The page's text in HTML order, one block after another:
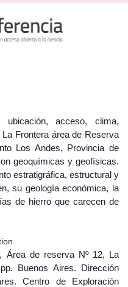
acceso, clima,
Frontera área de Reserva
Los Andes, Provincia de
geoquímicas y geofísicas.
estratigráfica, estructural y
su geología económica, la
de hierro que carecen de
Área de reserva Nº 12, La
Buenos Aires. Dirección
Centro de Exploración